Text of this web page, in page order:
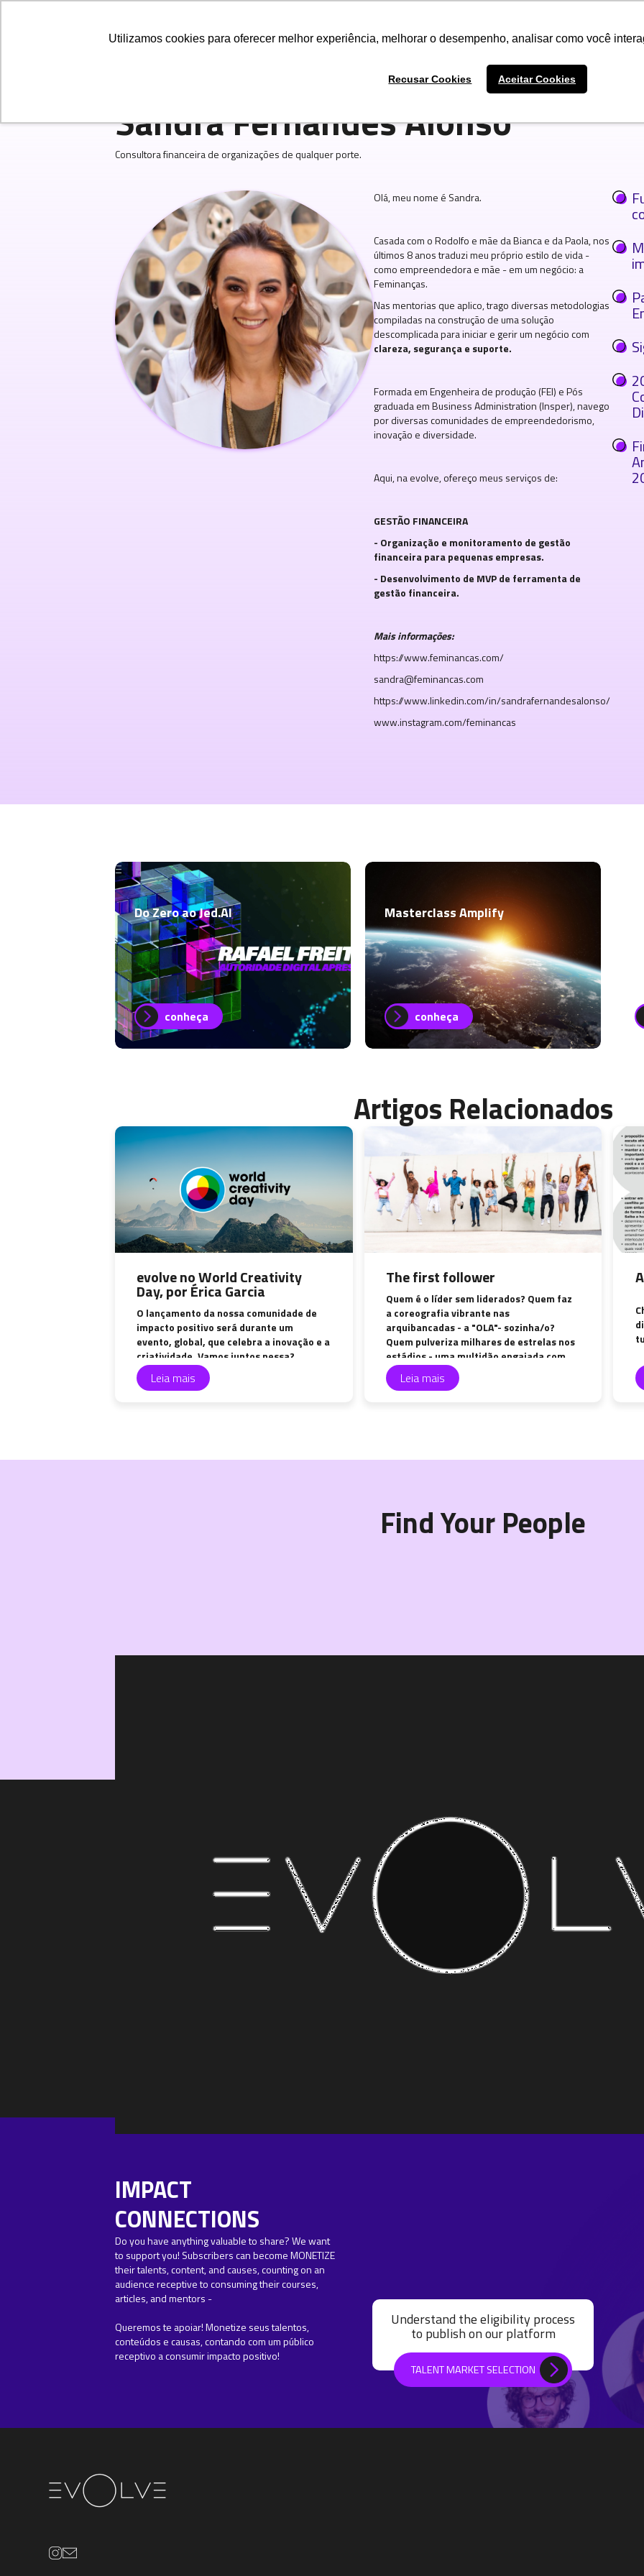
Utilizamos cookies para oferecer melhor experiência, melhorar o desempenho, analisar como você
Recusar Cookies Aceitar Cookies
Sandra Fernandes Alonso
Consultora financeira de organizações de qualquer porte.
Olá, meu nome é Sandra.
Casada com o Rodolfo e mãe da Bianca e da Paola, nos
últimos 8 anos traduzi meu próprio estilo de vida -
como empreendedora e mãe - em um negócio: a
Feminanças.
Nas mentorias que aplico, trago diversas metodologias
compiladas na construção de uma solução
descomplicada para iniciar e gerir um negócio com
clareza, segurança e suporte.
Formada em Engenheira de produção (FEI) e Pós
graduada em Business Administration (Insper), navego
por diversas comunidades de empreendedorismo,
inovação e diversidade.
Aqui, na evolve, ofereço meus serviços de:
GESTÃO FINANCEIRA
- Organização e monitoramento de gestão
financeira para pequenas empresas.
- Desenvolvimento de MVP de ferramenta de
gestão financeira.
Mais informações:
https://www.feminancas.com/
sandra@feminancas.com
https://www.linkedin.com/in/sandrafernandesalonso/
www.instagram.com/feminancas
Do Zero ao Jed.AI
conheça
Masterclass Amplify
conheça
Artigos Relacionados
evolve no World Creativity
Day, por Érica Garcia
O lançamento da nossa comunidade de
impacto positivo será durante um
evento, global, que celebra a inovação e a
criatividade. Vamos juntos nessa?
Leia mais
The first follower
Quem é o líder sem liderados? Quem faz
a coreografia vibrante nas
arquibancadas - a "OLA"- sozinha/o?
Quem pulveriza milhares de estrelas nos
estádios - uma multidão engajada com
seus celulares em punho e lanternas
acesas - nos momentos soft dos shows
Leia mais
Find Your People
CEO da Wakanda Produtora cultural. Transformação digital.
IMPACT
CONNECTIONS
Do you have anything valuable to share? We want
to support you! Subscribers can become MONETIZE
their talents, content, and causes, counting on an
audience receptive to consuming their courses,
articles, and mentors -
Queremos te apoiar! Monetize seus talentos,
conteúdos e causas, contando com um público
receptivo a consumir impacto positivo!
Understand the eligibility process
to publish on our platform
TALENT MARKET SELECTION